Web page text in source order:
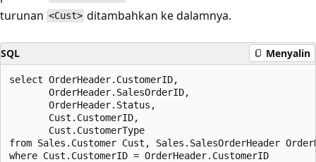
turunan <Cust> ditambahkan ke dalamnya.
SQL Menyalin
select OrderHeader.CustomerID,
       OrderHeader.SalesOrderID,
       OrderHeader.Status,
       Cust.CustomerID,
       Cust.CustomerType
from Sales.Customer Cust, Sales.SalesOrderHeader
where Cust.CustomerID = OrderHeader.CustomerID